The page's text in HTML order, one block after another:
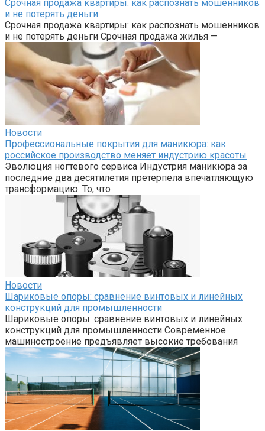
Срочная продажа квартиры: как распознать мошенников
и не потерять деньги
Срочная продажа квартиры: как распознать мошенников
и не потерять деньги Срочная продажа жилья —
Новости
Профессиональные покрытия для маникюра: как
российское производство меняет индустрию красоты
Эволюция ногтевого сервиса Индустрия маникюра за
последние два десятилетия претерпела впечатляющую
трансформацию. То, что
Новости
Шариковые опоры: сравнение винтовых и линейных
конструкций для промышленности
Шариковые опоры: сравнение винтовых и линейных
конструкций для промышленности Современное
машиностроение предъявляет высокие требования